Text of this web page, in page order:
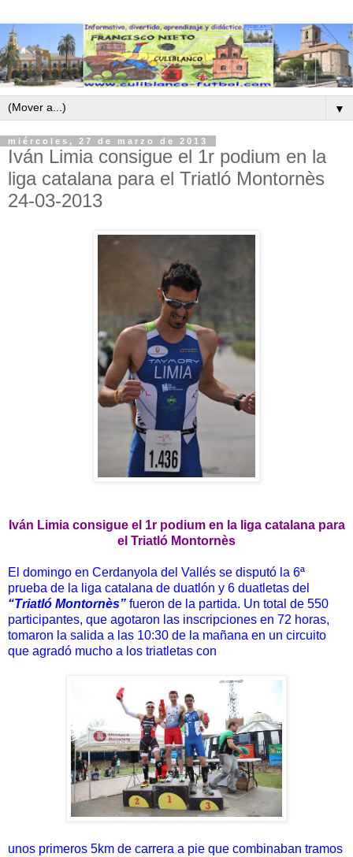
▼
miércoles, 27 de marzo de 2013
Iván Limia consigue el 1r podium en la
liga catalana para el Triatló Montornès
24-03-2013
Iván Limia consigue el 1r podium en la liga catalana para
el Triatló Montornès
El domingo en Cerdanyola del Vallés se disputó la 6ª
prueba de la liga catalana de duatlón y 6 duatletas del
“Triatló Montornès” fueron de la partida. Un total de 550
participantes, que agotaron las inscripciones en 72 horas,
tomaron la salida a las 10:30 de la mañana en un circuito
que agradó mucho a los triatletas con
unos primeros 5km de carrera a pie que combinaban tramos